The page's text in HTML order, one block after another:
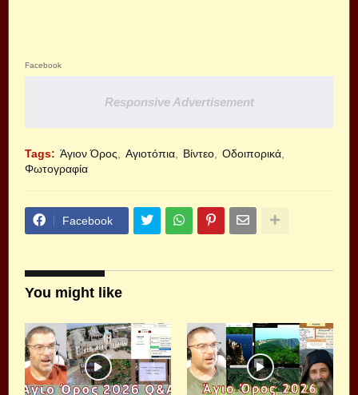
Facebook
Responsive Advertisement
Tags: Άγιον Όρος Αγιοτόπια Βίντεο
Οδοιπορικά
Φωτογραφία
Facebook
You might like